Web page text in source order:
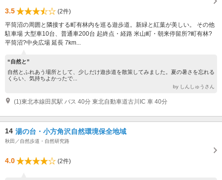
3.5
(2件)
平筒沼の周囲と隣接する町有林内を巡る遊歩道。新緑と紅葉が美しい。 その他
駐車場 大型車10台、普通車200台 起終点・経路 米山町・朝来停留所?町有林?
平筒沼?中央広場 延長 7km...
“自然と”
自然とふれあう場所として、少しだけ遊歩道を散策してみました。夏の暑さを忘れる
くらい、気持ちよかったで...
by しんしゅうさん
(1)東北本線田尻駅 バス 40分 東北自動車道古川IC 車 40分
14 湯の台・小方角沢自然環境保全地域
秋田／自然歩道・自然研究路
4.0 (2件)